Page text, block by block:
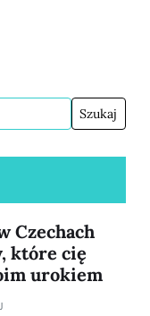
Czechach
które cię
urokiem